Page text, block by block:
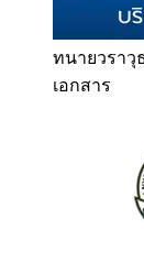
ทนายวราวุ
เอกสาร